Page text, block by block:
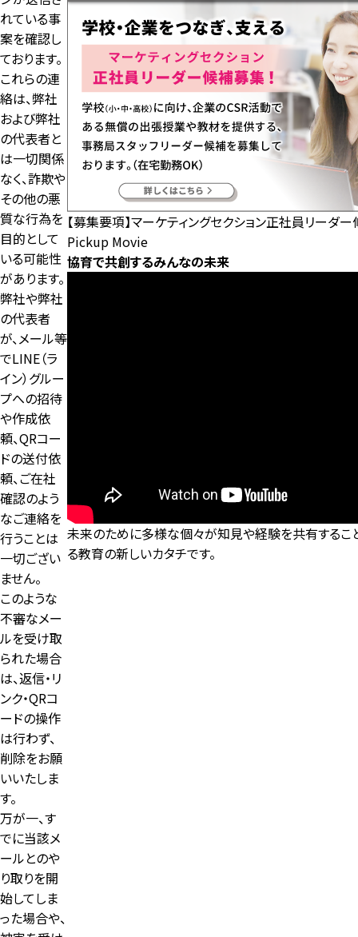
れている事
案を確認し
ております。
これらの連
絡は、弊社
および弊社
の代表者と
は一切関係
なく、詐欺や
その他の悪
質な行為を
目的として
いる可能性
があります。
弊社や弊社
の代表者
が、メール等
でLINE（ラ
イン）グルー
プへの招待
や作成依
頼、QRコー
ドの送付依
頼、ご在社
確認のよう
なご連絡を
行うことは
一切ござい
ません。
このような
不審なメー
ルを受け取
られた場合
は、返信・リ
ンク・QRコ
ードの操作
は行わず、
削除をお願
いいたしま
す。
万が一、す
でに当該メ
ールとのや
り取りを開
始してしま
った場合や、
【募集要項】マーケティングセクション正社員リーダ
Pickup Movie
協育で共創するみんなの未来
未来のために多様な個々が知見や経験を共有するこ
る教育の新しいカタチです。